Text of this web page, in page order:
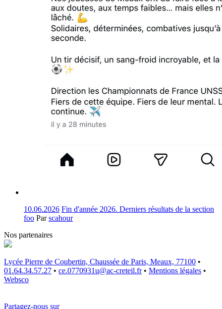
10.06.2026 Fin d'année 2026. Derniers résultats de la section
foo Parscahour
Nos partenaires
Lycée Pierre de Coubertin, Chaussée de Paris, Meaux, 77100 •
01.64.34.57.27 • ce.0770931u@ac-creteil.fr • Mentions légales •
Websco
Partagez-nous sur